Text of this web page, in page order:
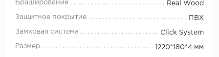
Браширование Real Wood
Защитное покрытие ПВХ
Замковая система Click System
Размер 1220*180*4 мм